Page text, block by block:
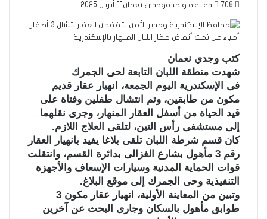
وجدى نعماندقيقة واحدة
كتب وجدي نعمان
شهدت منطقة اللبان التابعة لحى الجمرك
فى الإسكندرية اليوم الجمعة، انهيار عقار قديم
مكون من طابقين، وتم انتشال طفلين وفتاة على
قيد الحياة من أسفل العقار المنهار، وجرى نقلهما
إلى مستشفى رأس التين، لتلقى العلاج اللازم.
كان قسم شرطة اللبان تلقى بلاغا يفيد بانهيار العقار
رقم 3 مأهول بشارع الغزالى بدائرة القسم، وانتقلت
قوات الحماية المدنية وسيارات الإسعاف والأجهزة
التنفيذية وحى الجمرك إلى موقع البلاغ.
وتبين من المعاينة الأولية، انهيار عقار مكون 3
طوابق مأهول بالسكان وجارى البحث عن آخرين